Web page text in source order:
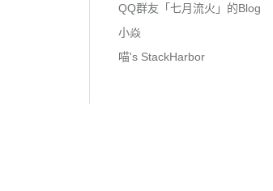
QQ群友「七月流火」的Blog
小焱
喵's StackHarbor